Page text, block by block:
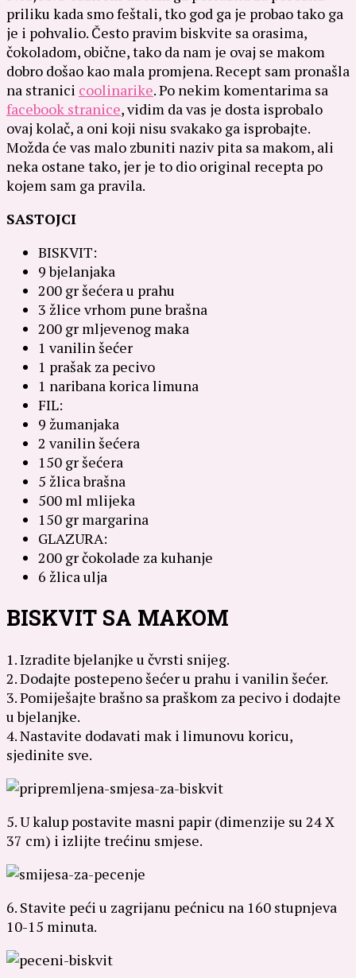
priliku kada smo feštali, tko god ga je probao tako ga
je i pohvalio. Često pravim biskvite sa orasima,
čokoladom, obične, tako da nam je ovaj se makom
dobro došao kao mala promjena. Recept sam pronašla
na stranici coolinarike. Po nekim komentarima sa
facebook stranice, vidim da vas je dosta isprobalo
ovaj kolač, a oni koji nisu svakako ga isprobajte.
Možda će vas malo zbuniti naziv pita sa makom, ali
neka ostane tako, jer je to dio original recepta po
kojem sam ga pravila.
SASTOJCI
BISKVIT:
9 bjelanjaka
200 gr šećera u prahu
3 žlice vrhom pune brašna
200 gr mljevenog maka
1 vanilin šećer
1 prašak za pecivo
1 naribana korica limuna
FIL:
9 žumanjaka
2 vanilin šećera
150 gr šećera
5 žlica brašna
500 ml mlijeka
150 gr margarina
GLAZURA:
200 gr čokolade za kuhanje
6 žlica ulja
BISKVIT SA MAKOM
1. Izradite bjelanjke u čvrsti snijeg.
2. Dodajte postepeno šećer u prahu i vanilin šećer.
3. Pomiješajte brašno sa praškom za pecivo i dodajte
u bjelanjke.
4. Nastavite dodavati mak i limunovu koricu,
sjedinite sve.
5. U kalup postavite masni papir (dimenzije su 24 X
37 cm) i izlijte trećinu smjese.
6. Stavite peći u zagrijanu pećnicu na 160 stupnjeva
10-15 minuta.